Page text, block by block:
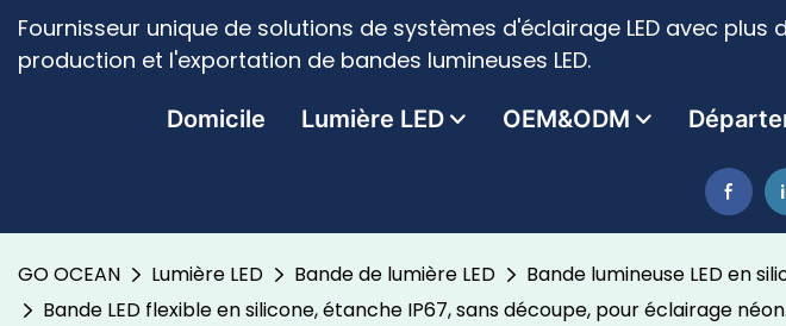
Fournisseur unique de solutions de systèmes d'éclairage LED avec plus
production et l'exportation de bandes lumineuses LED.
Domicile Lumière LED OEM&ODM
GO OCEAN Lumière LED Bande de lumière LED
Bande lumineuse LED en
Bande LED flexible en silicone, étanche IP67, sans découpe, pour éclairage néon.